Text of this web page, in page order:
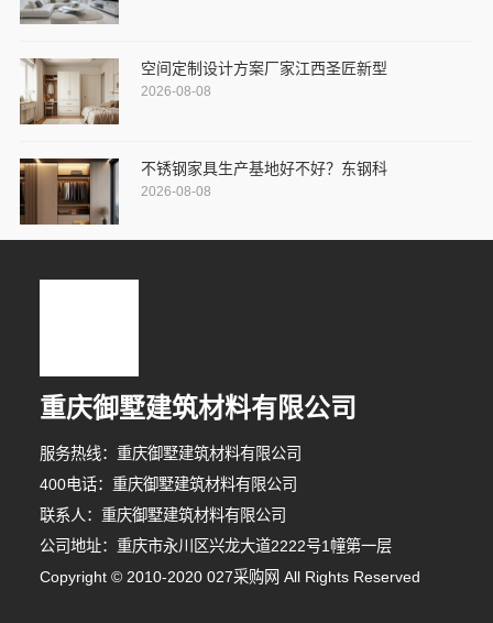
空间定制设计方案厂家江西圣匠新型
2026-08-08
不锈钢家具生产基地好不好？东钢科
2026-08-08
重庆御墅建筑材料有限公司
服务热线：重庆御墅建筑材料有限公司
400电话：重庆御墅建筑材料有限公司
联系人：重庆御墅建筑材料有限公司
公司地址：重庆市永川区兴龙大道2222号1幢第一层
Copyright © 2010-2020 027采购网 All Rights Reserved
7分钟前 段小姐 正在咨询